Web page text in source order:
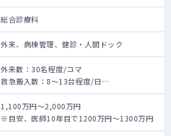
総合診療科
外来、病棟管理、健診・人間ドック
外来数：30名程度/コマ
救急搬入数：8～13台程度/日
診療：
外来（一般内科含）、病棟管理（一般内科
含）、検査、化学療法、輸血、区民健診等
その他：院内行事、委員会、会務等の参加・
1,100万円～2,000万円
※目安、医師10年目で1200万円～1300万円